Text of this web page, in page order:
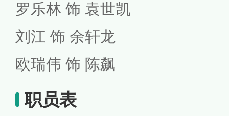
罗乐林 饰 袁世凯
刘江 饰 余轩龙
欧瑞伟 饰 陈飙
职员表